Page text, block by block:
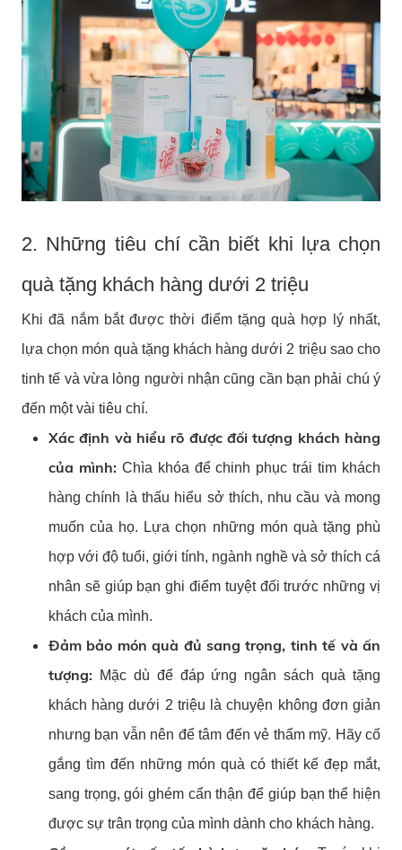
2. Những tiêu chí cần biết khi lựa chọn
quà tặng khách hàng dưới 2 triệu
Khi đã nắm bắt được thời điểm tặng quà hợp lý nhất,
lựa chọn món quà tặng khách hàng dưới 2 triệu sao cho
tinh tế và vừa lòng người nhận cũng cần bạn phải chú ý
đến một vài tiêu chí.
Xác định và hiểu rõ được đối tượng khách hàng
của mình: Chìa khóa để chinh phục trái tim khách
hàng chính là thấu hiểu sở thích, nhu cầu và mong
muốn của họ. Lựa chọn những món quà tặng phù
hợp với độ tuổi, giới tính, ngành nghề và sở thích cá
nhân sẽ giúp bạn ghi điểm tuyệt đối trước những vị
khách của mình.
Đảm bảo món quà đủ sang trọng, tinh tế và ấn
tượng: Mặc dù để đáp ứng ngân sách quà tặng
khách hàng dưới 2 triệu là chuyện không đơn giản
nhưng bạn vẫn nên để tâm đến vẻ thẩm mỹ. Hãy cố
gắng tìm đến những món quà có thiết kế đẹp mắt,
sang trọng, gói ghém cẩn thận để giúp bạn thể hiện
được sự trân trọng của mình dành cho khách hàng.